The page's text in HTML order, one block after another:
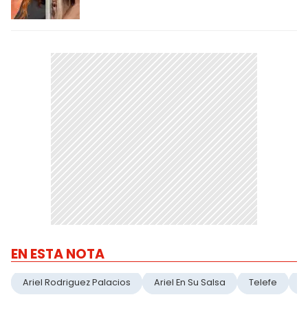
EN ESTA NOTA
Ariel Rodriguez Palacios Ariel En Su Salsa Telefe